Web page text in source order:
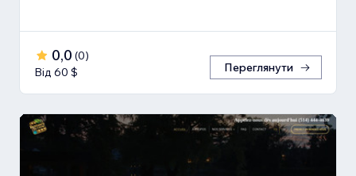
0,0 (0)
Від 60 $
Переглянути